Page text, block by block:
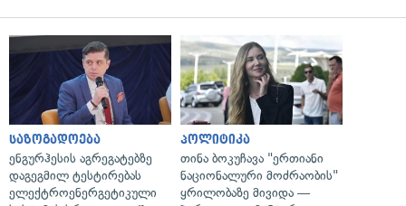
საზოგადოება
ენგურჰესის აგრეგატებზე
დაგეგმილ ტესტირებას
ელექტროენერგეტიკული
პოლიტიკა
თინა ბოკუჩავა "ერთიანი
ნაციონალური მოძრაობის"
ყრილობაზე მივიდა —